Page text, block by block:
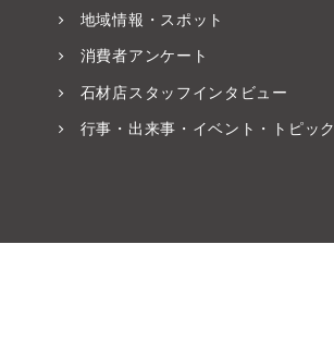
地域情報・スポット
消費者アンケート
石材店スタッフインタビュー
行事・出来事・イベント・トピック